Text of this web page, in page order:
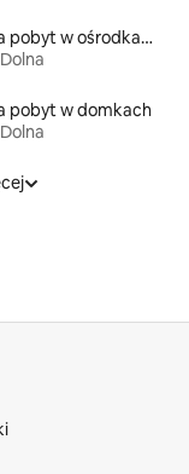
Miejsca na pobyt w ośrodkach wypoczynkowych
pobyt w domkach